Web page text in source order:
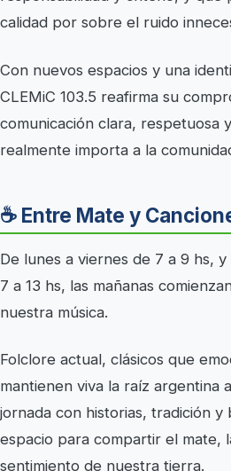
calidad por sobre el ruido
Con nuevos espacios y una
CLEMiC 103.5 reafirma su
comunicación clara, respetuosa
realmente importa a la
☕ Entre Mate y
De lunes a viernes de 7 a 9 hs,
7 a 13 hs, las mañanas
nuestra música.
Folclore actual, clásicos que
mantienen viva la raíz argentina
jornada con historias, tradición y
espacio para compartir el mate,
sentimiento de nuestra tierra.